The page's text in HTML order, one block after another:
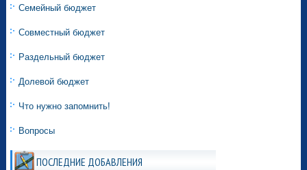
Семейный бюджет
Совместный бюджет
Раздельный бюджет
Долевой бюджет
Что нужно запомнить!
Вопросы
ПОСЛЕДНИЕ ДОБАВЛЕНИЯ